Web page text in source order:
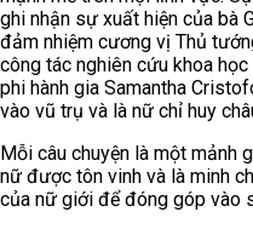
ghi nhận sự xuất hiện của bà
đảm nhiệm cương vị Thủ
công tác nghiên cứu khoa
phi hành gia Samantha
vào vũ trụ và là nữ chỉ huy
Mỗi câu chuyện là một mảnh
nữ được tôn vinh và là minh
của nữ giới để đóng góp vào